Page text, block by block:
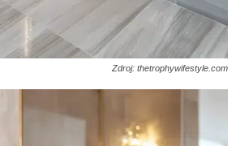
Zdroj: thetrophywifestyle.com